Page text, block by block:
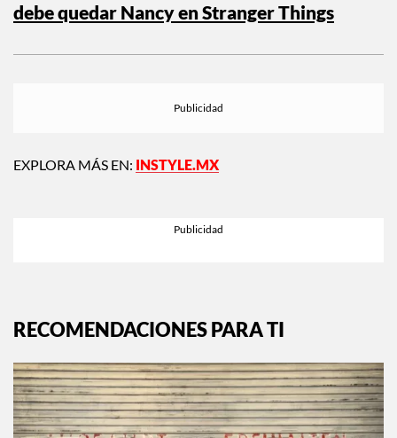
debe quedar Nancy en Stranger Things
EXPLORA MÁS EN: INSTYLE.MX
RECOMENDACIONES PARA TI